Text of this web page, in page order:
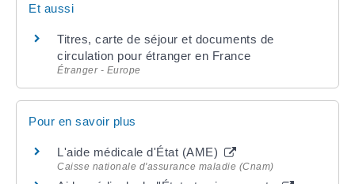
Et aussi
Titres, carte de séjour et documents de
circulation pour étranger en France
Étranger - Europe
Pour en savoir plus
L'aide médicale d'État (AME)
Caisse nationale d'assurance maladie (Cnam)